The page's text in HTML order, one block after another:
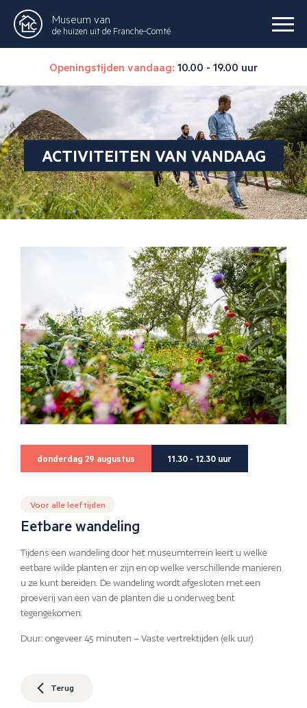
Museum van
de huizen uit de Franche-Comté
Openingstijden vandaag: 10.00 - 19.00 uur
ACTIVITEITEN VAN VANDAAG
donderdag 29 augustus 11.30 - 12.30 uur
Voor alle leeftijden
Eetbare wandeling
Tijdens een wandeling door het museumterrein leert u welke
eetbare wilde planten er zijn en op welke verschillende manieren
u ze kunt bereiden. De wandeling wordt afgesloten met een
proeverij van een van de planten die u onderweg bent
tegengekomen.
Duur: ongeveer 45 minuten – Vaste vertrektijden (elk uur)
Terug